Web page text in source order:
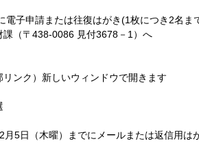
電子申請または往復はがき(1枚につき2名ま
（〒438-0086 見付3678－1）へ
ンク）新しいウィンドウで開きます
月5日（木曜）までにメールまたは返信用は